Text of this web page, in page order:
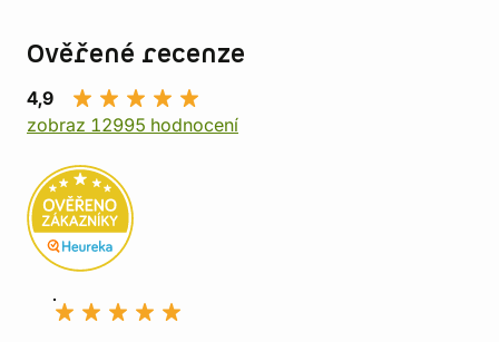
Ověřené recenze
4,9
zobraz 12995 hodnocení